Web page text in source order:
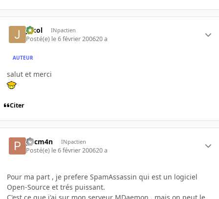
jakol INpactien
Posté(e) le 6 février 200620 a
AUTEUR
salut et merci
Citer
p4cm4n INpactien
Posté(e) le 6 février 200620 a
Pour ma part , je prefere SpamAssassin qui est un logiciel
Open-Source et trés puissant.